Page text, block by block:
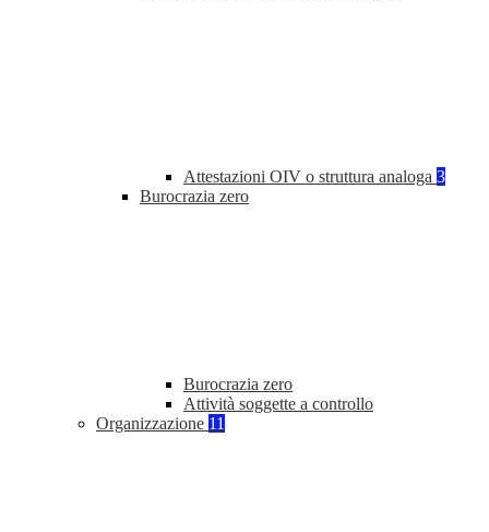
Attestazioni OIV o struttura analoga 3
Burocrazia zero
Burocrazia zero
Attività soggette a controllo
Organizzazione 11